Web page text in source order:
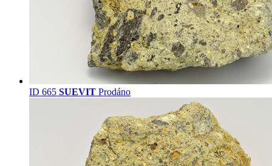
ID 665 SUEVIT Prodáno